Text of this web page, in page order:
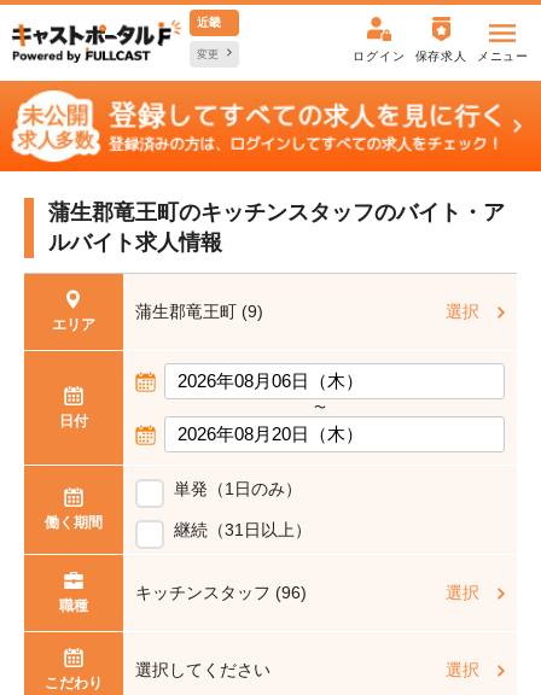
近畿
変更 ログイン 保存求人 メニュー
蒲生郡竜王町のキッチンスタッフのバイト・ア
ルバイト求人情報
エリア
蒲生郡竜王町 (9) 選択
日付
〜
働く期間
単発（1日のみ）
継続（31日以上）
職種
キッチンスタッフ (96) 選択
こだわり
選択してください 選択